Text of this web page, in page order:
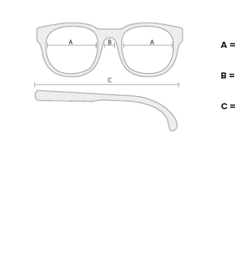
A =
B =
C =